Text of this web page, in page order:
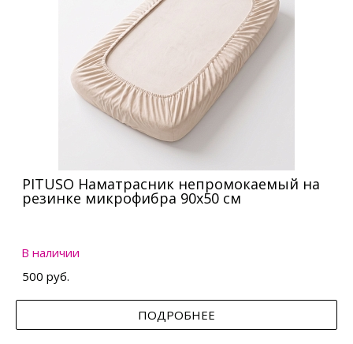
PITUSO Наматрасник непромокаемый на
резинке микрофибра 90х50 см
В наличии
500 руб.
ПОДРОБНЕЕ